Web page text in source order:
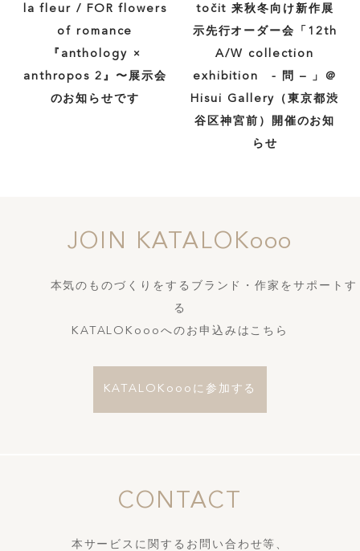
la fleur / FOR flowers
of romance
『anthology ×
anthropos 2』〜展示会
のお知らせです
točit 来秋冬向け新作展
示先行オーダー会「12th
A/W collection
exhibition - 問 – 」＠
Hisui Gallery（東京都渋
谷区神宮前）開催のお知
らせ
JOIN KATALOKooo
本気のものづくりをするブランド・作家をサポートす
る
KATALOKoooへのお申込みはこちら
KATALOKoooに参加する
CONTACT
本サービスに関するお問い合わせ等、